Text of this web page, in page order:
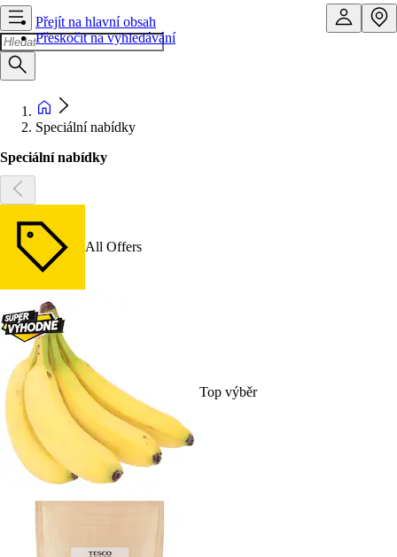
Přejít na hlavní obsah
Přeskočit na vyhledávání
Speciální nabídky
Speciální nabídky
All Offers
Top výběr